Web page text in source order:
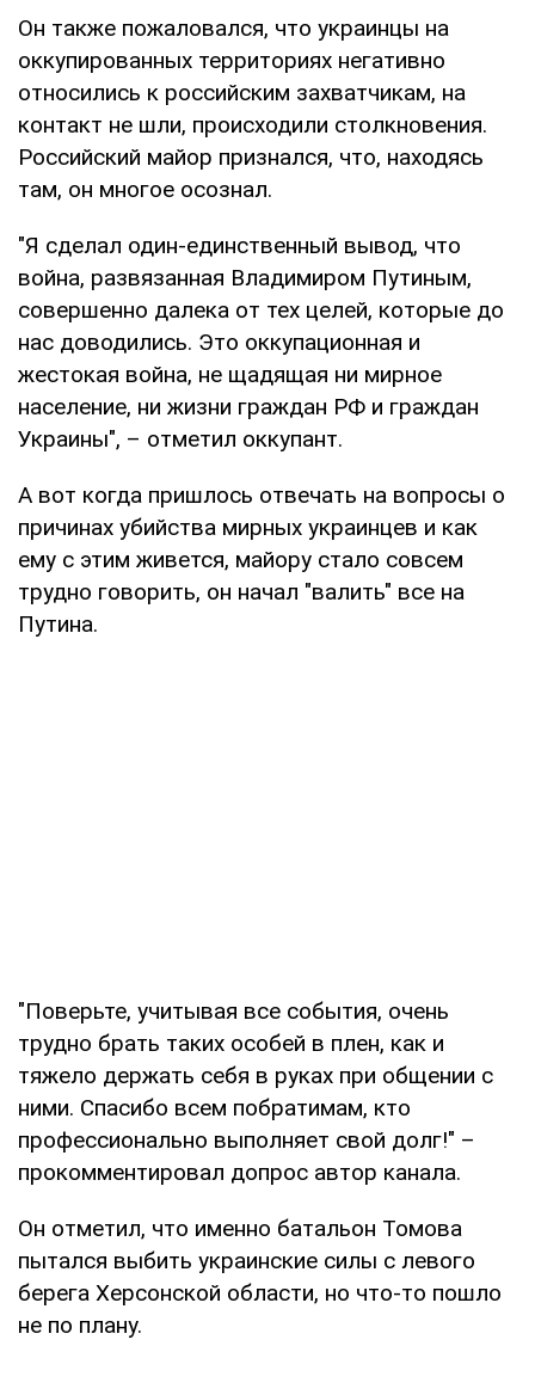
Он также пожаловался, что украинцы на
оккупированных территориях негативно
относились к российским захватчикам, на
контакт не шли, происходили столкновения.
Российский майор признался, что, находясь
там, он многое осознал.
"Я сделал один-единственный вывод, что
война, развязанная Владимиром Путиным,
совершенно далека от тех целей, которые до
нас доводились. Это оккупационная и
жестокая война, не щадящая ни мирное
население, ни жизни граждан РФ и граждан
Украины", – отметил оккупант.
А вот когда пришлось отвечать на вопросы о
причинах убийства мирных украинцев и как
ему с этим живется, майору стало совсем
трудно говорить, он начал "валить" все на
Путина.
"Поверьте, учитывая все события, очень
трудно брать таких особей в плен, как и
тяжело держать себя в руках при общении с
ними. Спасибо всем побратимам, кто
профессионально выполняет свой долг!" –
прокомментировал допрос автор канала.
Он отметил, что именно батальон Томова
пытался выбить украинские силы с левого
берега Херсонской области, но что-то пошло
не по плану.